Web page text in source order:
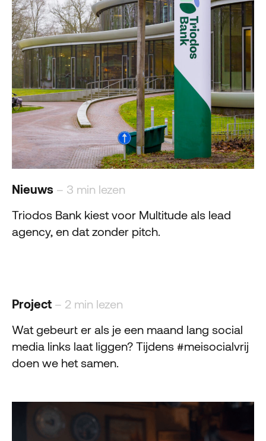
Nieuws – 3 min lezen
Triodos Bank kiest voor Multitude als lead
agency, en dat zonder pitch.
Project – 2 min lezen
Wat gebeurt er als je een maand lang social
media links laat liggen? Tijdens #meisocialvrij
doen we het samen.